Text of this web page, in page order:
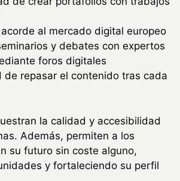
al mercado digital europeo
y debates con expertos
foros digitales
de repasar el contenido tras cada
la calidad y accesibilidad
Además, permiten a los
su futuro sin coste alguno,
y fortaleciendo su perfil